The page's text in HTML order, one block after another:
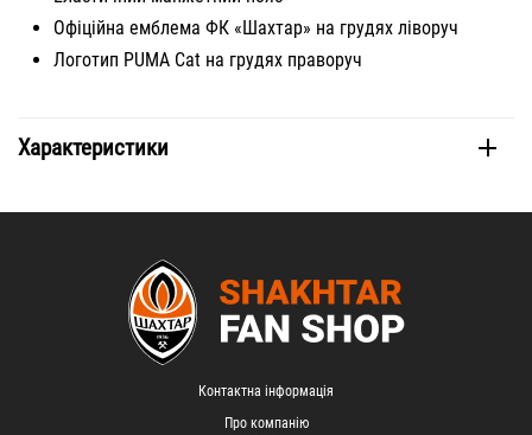
Офіційна емблема ФК «Шахтар» на грудях ліворуч
Логотип PUMA Cat на грудях праворуч
Характеристики
Контактна інформація
Про компанію